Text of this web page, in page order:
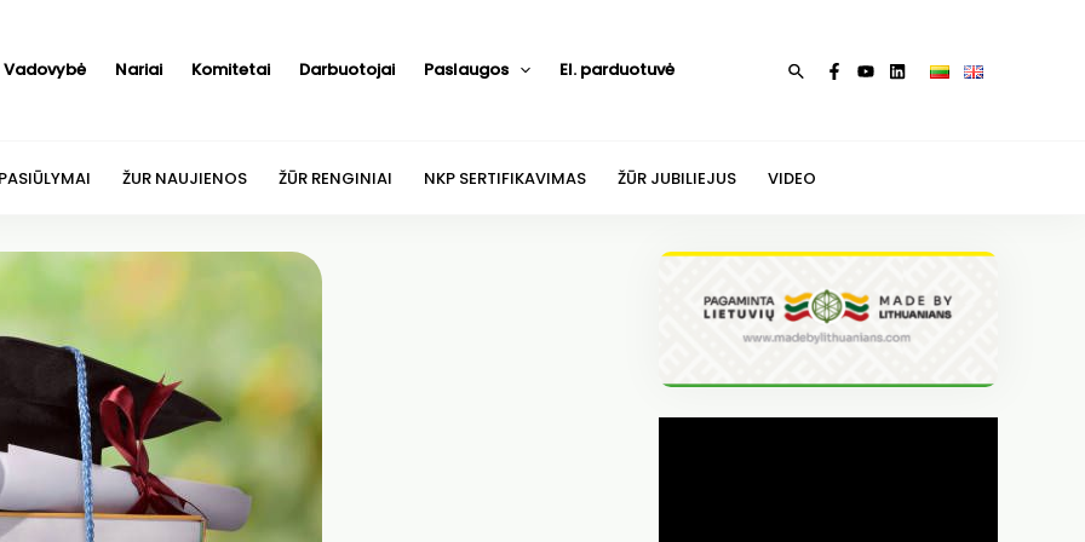
Vadovybė Nariai Komitetai Darbuotojai Paslaugos El. parduotuvė Paieška
ŽUR NAUJIENOS ŽŪR RENGINIAI NKP SERTIFIKAVIMAS ŽŪR JUBILIEJUS VIDEO